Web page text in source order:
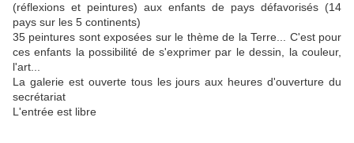
(réflexions et peintures) aux enfants de pays défavorisés (14
pays sur les 5 continents)
35 peintures sont exposées sur le thème de la Terre... C'est pour
ces enfants la possibilité de s'exprimer par le dessin, la couleur,
l'art...
La galerie est ouverte tous les jours aux heures d'ouverture du
secrétariat
L'entrée est libre